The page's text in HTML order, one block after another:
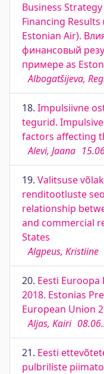
Business
Financing Results
Estonian Air).
финансовый
примере as
Albogatšijeva,
18. Impulsiivne
tegurid.
factors affecting
Alevi, Jaana
19. Valitsuse
renditootluste
relationship
and commercial
States
Algpeus, Kristiine
20. Eesti
2018. Estonias
European Union
Aljas, Kairi
21. Eesti
pulbriliste